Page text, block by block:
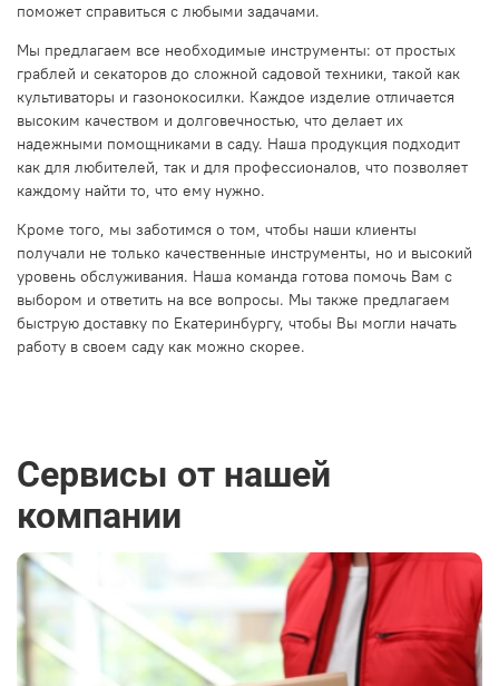
поможет справиться с любыми задачами.
Мы предлагаем все необходимые инструменты: от простых
граблей и секаторов до сложной садовой техники, такой как
культиваторы и газонокосилки. Каждое изделие отличается
высоким качеством и долговечностью, что делает их
надежными помощниками в саду. Наша продукция подходит
как для любителей, так и для профессионалов, что позволяет
каждому найти то, что ему нужно.
Кроме того, мы заботимся о том, чтобы наши клиенты
получали не только качественные инструменты, но и высокий
уровень обслуживания. Наша команда готова помочь Вам с
выбором и ответить на все вопросы. Мы также предлагаем
быструю доставку по Екатеринбургу, чтобы Вы могли начать
работу в своем саду как можно скорее.
Сервисы от нашей
компании